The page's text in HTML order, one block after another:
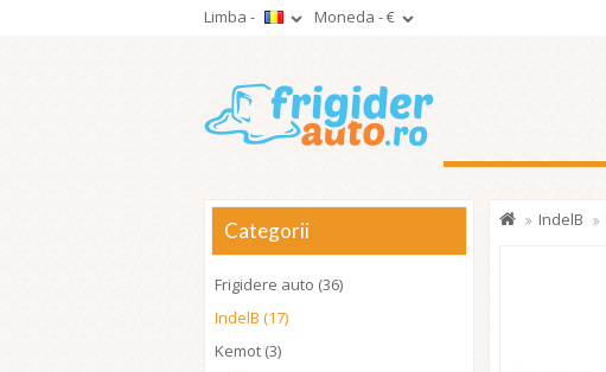
Limba - Moneda -€
Categorii
Frigidere auto (36)
IndelB (17)
Kemot (3)
IndelB